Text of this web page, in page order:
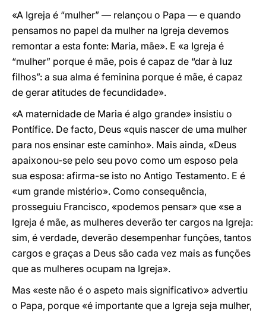
«A Igreja é “mulher” — relançou o Papa — e quando
pensamos no papel da mulher na Igreja devemos
remontar a esta fonte: Maria, mãe». E «a Igreja é
“mulher” porque é mãe, pois é capaz de “dar à luz
filhos”: a sua alma é feminina porque é mãe, é capaz
de gerar atitudes de fecundidade».
«A maternidade de Maria é algo grande» insistiu o
Pontífice. De facto, Deus «quis nascer de uma mulher
para nos ensinar este caminho». Mais ainda, «Deus
apaixonou-se pelo seu povo como um esposo pela
sua esposa: afirma-se isto no Antigo Testamento. E é
«um grande mistério». Como consequência,
prosseguiu Francisco, «podemos pensar» que «se a
Igreja é mãe, as mulheres deverão ter cargos na Igreja:
sim, é verdade, deverão desempenhar funções, tantos
cargos e graças a Deus são cada vez mais as funções
que as mulheres ocupam na Igreja».
Mas «este não é o aspeto mais significativo» advertiu
o Papa, porque «é importante que a Igreja seja mulher,